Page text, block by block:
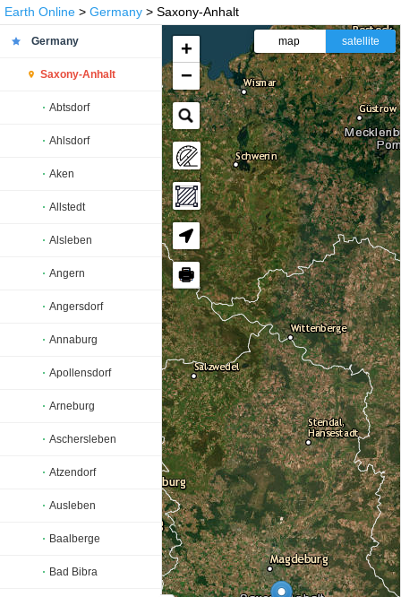
Earth Online > Germany > Saxony-Anhalt
Germany
Saxony-Anhalt
Abtsdorf
Ahlsdorf
Aken
Allstedt
Alsleben
Angern
Angersdorf
Annaburg
Apollensdorf
Arneburg
Aschersleben
Atzendorf
Ausleben
Baalberge
Bad Bibra
+
−
🖶
map satellite